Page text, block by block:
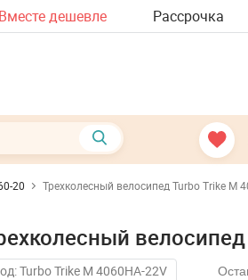
Вместе дешевле Рассрочка
20 Трехколесный велосипед Turbo Trike M
Turbo Trike M 4060HA-22V